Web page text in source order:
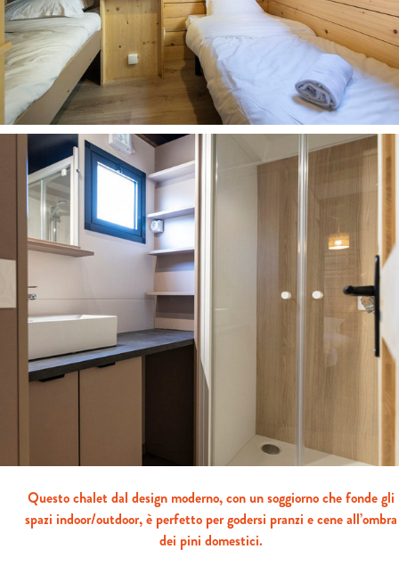
Questo chalet dal design moderno, con un soggiorno che fonde gli
spazi indoor/outdoor, è perfetto per godersi pranzi e cene all’ombra
dei pini domestici.